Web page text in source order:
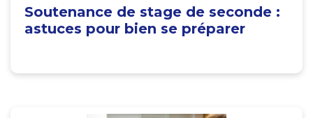
Soutenance de stage de seconde :
astuces pour bien se préparer